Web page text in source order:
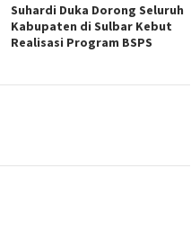
Suhardi Duka Dorong Seluruh
Kabupaten di Sulbar Kebut
Realisasi Program BSPS